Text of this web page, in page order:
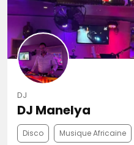
DJ
DJ Manelya
Disco Musique Africaine